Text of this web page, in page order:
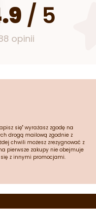
/ 5
opinii
się" wyrażasz zgodę na
drogą mailową zgodnie z
chwili możesz zrezygnować z
pierwsze zakupy nie obejmuje
z innymi promocjami.